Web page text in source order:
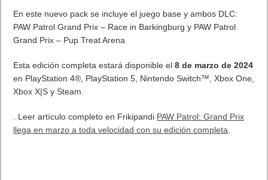
En este nuevo pack se incluye el juego base y ambos DLC:
PAW Patrol Grand Prix – Race in Barkingburg y PAW Patrol
Grand Prix – Pup Treat Arena
Esta edición completa estará disponible el 8 de marzo de 2024
en PlayStation 4®, PlayStation 5, Nintendo Switch™, Xbox One,
Xbox X|S y Steam.
. Leer artículo completo en Frikipandi PAW Patrol: Grand Prix
llega en marzo a toda velocidad con su edición completa.